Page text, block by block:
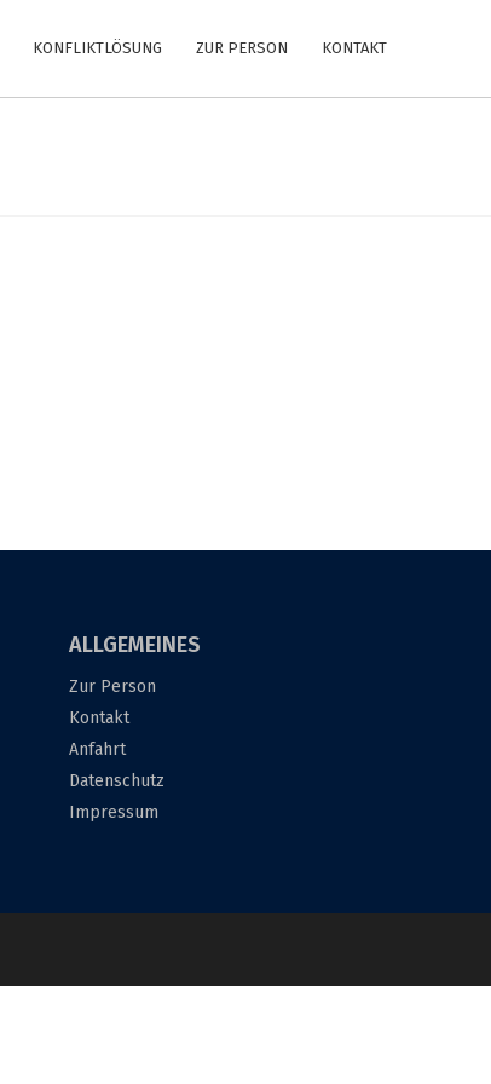
KONFLIKTLÖSUNG ZUR PERSON KONTAKT
ALLGEMEINES
Zur Person
Kontakt
Anfahrt
Datenschutz
Impressum